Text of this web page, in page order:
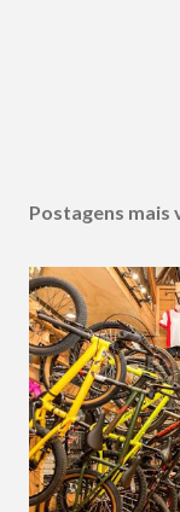
Postagens